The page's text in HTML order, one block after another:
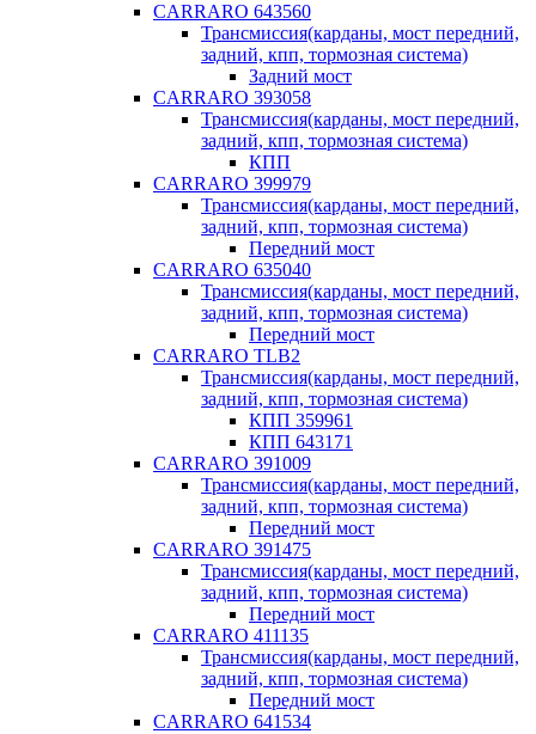
CARRARO 643560
Трансмиссия(карданы, мост передний,
задний, кпп, тормозная система)
Задний мост
CARRARO 393058
Трансмиссия(карданы, мост передний,
задний, кпп, тормозная система)
КПП
CARRARO 399979
Трансмиссия(карданы, мост передний,
задний, кпп, тормозная система)
Передний мост
CARRARO 635040
Трансмиссия(карданы, мост передний,
задний, кпп, тормозная система)
Передний мост
CARRARO TLB2
Трансмиссия(карданы, мост передний,
задний, кпп, тормозная система)
КПП 359961
КПП 643171
CARRARO 391009
Трансмиссия(карданы, мост передний,
задний, кпп, тормозная система)
Передний мост
CARRARO 391475
Трансмиссия(карданы, мост передний,
задний, кпп, тормозная система)
Передний мост
CARRARO 411135
Трансмиссия(карданы, мост передний,
задний, кпп, тормозная система)
Передний мост
CARRARO 641534